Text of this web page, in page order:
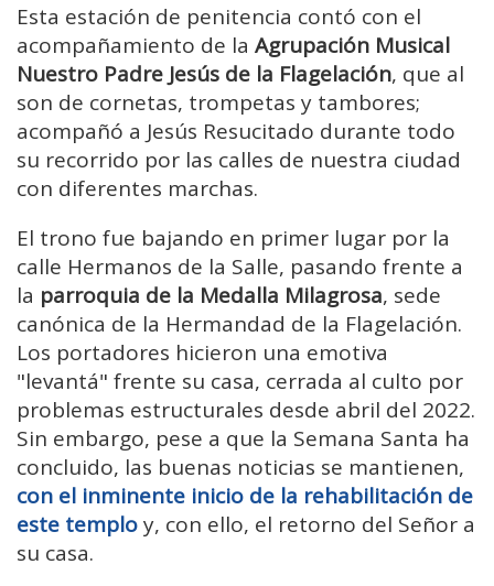
Esta estación de penitencia contó con el
acompañamiento de la Agrupación Musical
Nuestro Padre Jesús de la Flagelación, que al
son de cornetas, trompetas y tambores;
acompañó a Jesús Resucitado durante todo
su recorrido por las calles de nuestra ciudad
con diferentes marchas.
El trono fue bajando en primer lugar por la
calle Hermanos de la Salle, pasando frente a
la parroquia de la Medalla Milagrosa, sede
canónica de la Hermandad de la Flagelación.
Los portadores hicieron una emotiva
"levantá" frente su casa, cerrada al culto por
problemas estructurales desde abril del 2022.
Sin embargo, pese a que la Semana Santa ha
concluido, las buenas noticias se mantienen,
con el inminente inicio de la rehabilitación de
este temploy, con ello, el retorno del Señor a
su casa.